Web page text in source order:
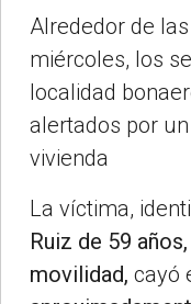
Alrededor de
miércoles, los
localidad
alertados por un
vivienda
La víctima,
Ruiz de 59 años,
movilidad, cayó